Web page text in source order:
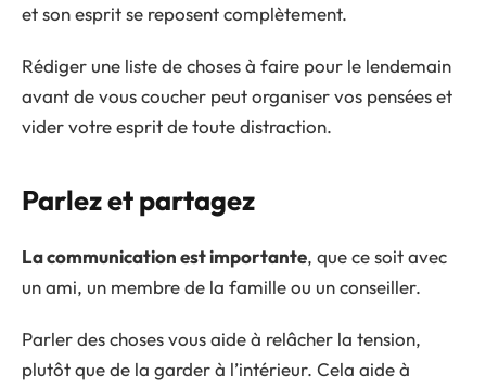
et son esprit se reposent complètement.
Rédiger une liste de choses à faire pour le lendemain
avant de vous coucher peut organiser vos pensées et
vider votre esprit de toute distraction.
Parlez et partagez
La communication est importante, que ce soit avec
un ami, un membre de la famille ou un conseiller.
Parler des choses vous aide à relâcher la tension,
plutôt que de la garder à l’intérieur. Cela aide à